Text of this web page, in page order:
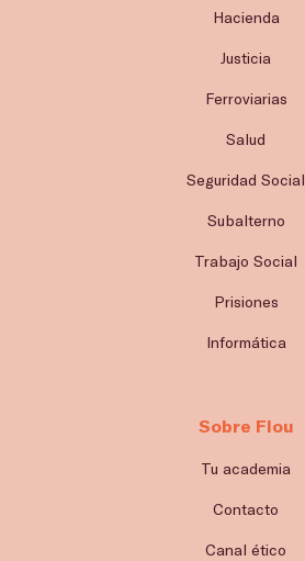
Hacienda
Justicia
Ferroviarias
Salud
Seguridad Social
Subalterno
Trabajo Social
Prisiones
Informática
Sobre Flou
Tu academia
Contacto
Canal ético